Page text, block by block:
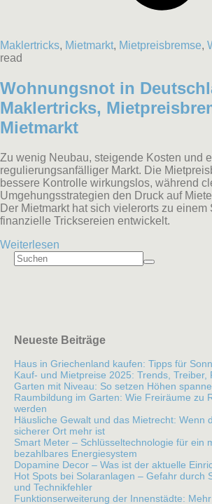
Maklertricks, Mietmarkt, Mietpreisbremse,
read
Wohnungsnot in
Maklertricks,
Mietmarkt
Zu wenig Neubau, steigende Kosten und
regulierungsanfälliger Markt. Die
bessere Kontrolle wirkungslos, während
Umgehungsstrategien den Druck auf
Der Mietmarkt hat sich vielerorts zu einem
finanzielle Tricksereien entwickelt.
Weiterlesen
Neueste Beiträge
Haus in Griechenland kaufen: Tipps für
Kauf- und Mietpreise 2025: Trends, Treiber,
Garten mit Niveau: So setzen Höhen
Raumbildung im Garten: Wie Freiräume zu
werden
Häusliche Gewalt und das Mietrecht: Wenn
sicherer Ort mehr ist
Smart Meter – Schlüsseltechnologie für ein
bezahlbares Energiesystem
Dopamine Decor – Was ist der aktuelle
Hot Spots bei Solaranlagen – Gefahr durch
und Technikfehler
Funktionserweiterung der Innenstädte: